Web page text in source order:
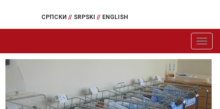
СРПСКИ // SRPSKI // ENGLISH